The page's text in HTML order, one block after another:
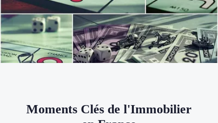
Moments Clés de l'Immobilier